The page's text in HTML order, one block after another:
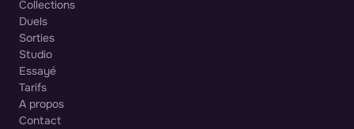
Collections
Duels
Sorties
Studio
Essayé
Tarifs
A propos
Contact